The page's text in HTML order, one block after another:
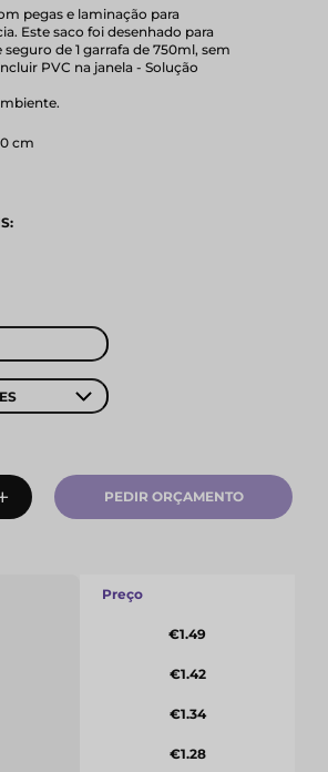
pegas e laminação para
Este saco foi desenhado para
de 1 garrafa de 750ml, sem
PVC na janela - Solução
cm
PEDIR ORÇAMENTO
Preço
€1.49
€1.42
€1.34
€1.28